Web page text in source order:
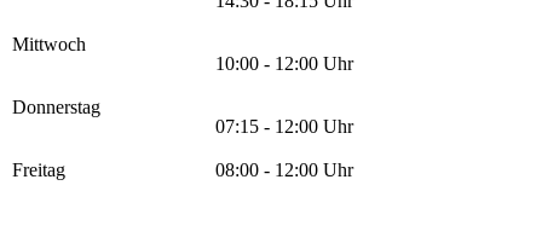
Mittwoch
10:00 - 12:00 Uhr
Donnerstag
07:15 - 12:00 Uhr
Freitag 08:00 - 12:00 Uhr